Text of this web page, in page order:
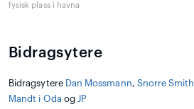
fysisk plass i havna
Bidragsytere
Bidragsytere Dan Mossmann, Snorre Smith
Mandt i Oda og JP